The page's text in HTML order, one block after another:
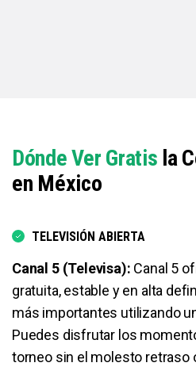
Dónde Ver Gratis la
en México
TELEVISIÓN ABIERTA
Canal 5 (Televisa): Canal 5
gratuita, estable y en alta
más importantes utilizando
Puedes disfrutar los
torneo sin el molesto retraso